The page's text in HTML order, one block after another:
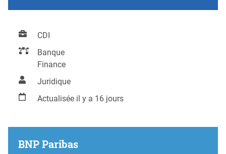
CDI
Banque
Finance
Juridique
Actualisée il y a 16 jours
BNP Paribas